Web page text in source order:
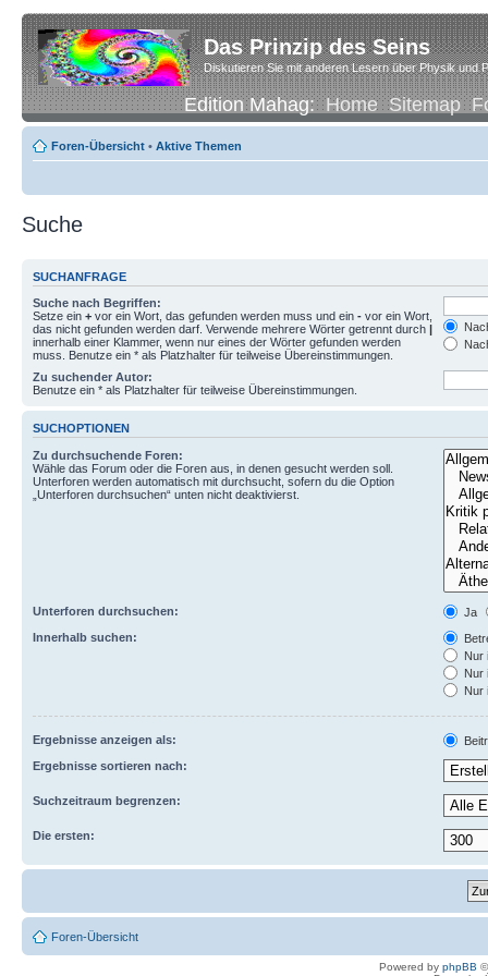
Das Prinzip des Seins
Diskutieren Sie mit anderen Lesern über Physik und
Edition Mahag:Home Sitemap
Foren-Übersicht • Aktive Themen
Suche
SUCHANFRAGE
Suche nach Begriffen:
Setze ein + vor ein Wort, das gefunden werden muss und ein - vor ein Wort,
das nicht gefunden werden darf. Verwende mehrere Wörter getrennt durch |
innerhalb einer Klammer, wenn nur eines der Wörter gefunden werden
muss. Benutze ein * als Platzhalter für teilweise Übereinstimmungen.
Zu suchender Autor:
Benutze ein * als Platzhalter für teilweise Übereinstimmungen.
SUCHOPTIONEN
Zu durchsuchende Foren:
Wähle das Forum oder die Foren aus, in denen gesucht werden soll.
Unterforen werden automatisch mit durchsucht, sofern du die Option
„Unterforen durchsuchen“ unten nicht deaktivierst.
Unterforen durchsuchen:
Ja
Innerhalb suchen:
Nur
Nur
Nur
Ergebnisse anzeigen als:
Ergebnisse sortieren nach:
Suchzeitraum begrenzen:
Die ersten:
Foren-Übersicht
Powered by phpBB